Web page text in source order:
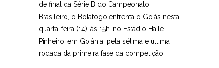
de final da Série B do Campeonato
Brasileiro, o Botafogo enfrenta o Goiás nesta
quarta-feira (14), às 15h, no Estádio Hailé
Pinheiro, em Goiânia, pela sétima e última
rodada da primeira fase da competição.